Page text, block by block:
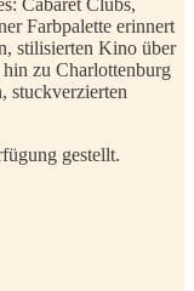
Farbpalette erinnert
stilisierten Kino über
zu Charlottenburg
stuckverzierten
gestellt.